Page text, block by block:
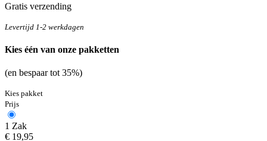
Gratis verzending
Levertijd 1-2 werkdagen
Kies één van onze pakketten
(en bespaar tot 35%)
Kies pakket
Prijs
1 Zak
€ 19,95